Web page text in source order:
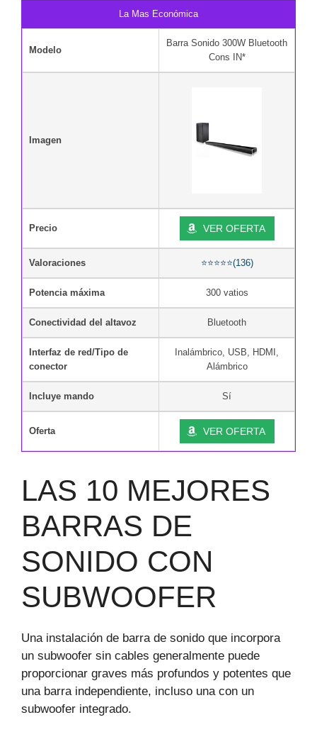
La Mas Económica
Modelo
Barra Sonido 300W Bluetooth
Cons IN*
Imagen
Precio VER OFERTA
Valoraciones ⭐⭐⭐⭐⭐(136)
Potencia máxima 300 vatios
Conectividad del altavoz Bluetooth
Interfaz de red/Tipo de
conector
Inalámbrico, USB, HDMI,
Alámbrico
Incluye mando Sí
Oferta VER OFERTA
LAS 10 MEJORES
BARRAS DE
SONIDO CON
SUBWOOFER
Una instalación de barra de sonido que incorpora
un subwoofer sin cables generalmente puede
proporcionar graves más profundos y potentes que
una barra independiente, incluso una con un
subwoofer integrado.